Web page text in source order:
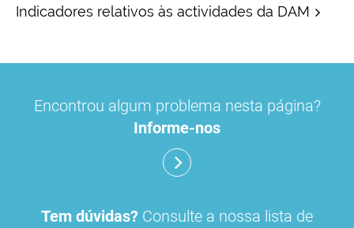
Indicadores relativos às actividades da DAM
Encontrou algum problema nesta página?
Informe-nos
Tem dúvidas? Consulte a nossa lista de